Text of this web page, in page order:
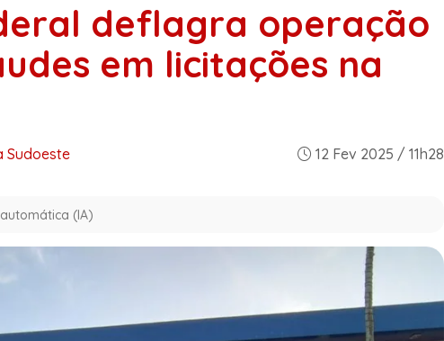
deflagra operação
em licitações na
Sudoeste 12 Fev 2025 / 11h28
(IA)